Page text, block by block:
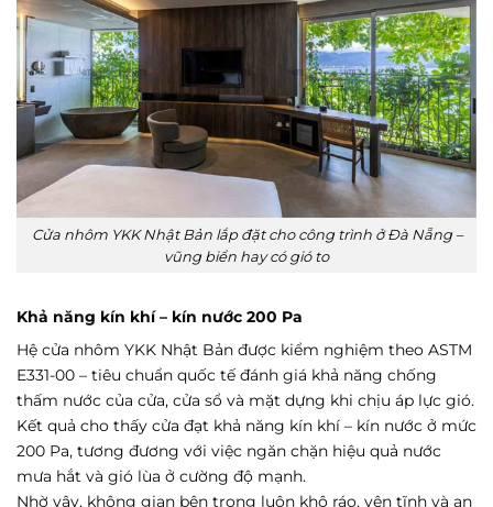
Cửa nhôm YKK Nhật Bản lắp đặt cho công trình ở Đà Nẵng –
vũng biển hay có gió to
Khả năng kín khí – kín nước 200 Pa
Hệ cửa nhôm YKK Nhật Bản được kiểm nghiệm theo ASTM
E331-00 – tiêu chuẩn quốc tế đánh giá khả năng chống
thấm nước của cửa, cửa sổ và mặt dựng khi chịu áp lực gió.
Kết quả cho thấy cửa đạt khả năng kín khí – kín nước ở mức
200 Pa, tương đương với việc ngăn chặn hiệu quả nước
mưa hắt và gió lùa ở cường độ mạnh.
Nhờ vậy, không gian bên trong luôn khô ráo, yên tĩnh và an